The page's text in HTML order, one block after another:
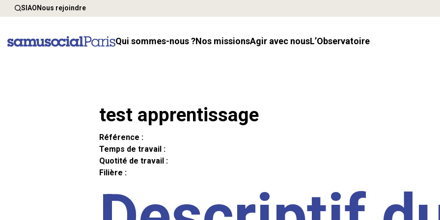
SIAONous rejoindre
Qui sommes-nous ? Nos missions Agir avec nous l’Observatoire
test apprentissage
Référence :
Temps de travail :
Quotité de travail :
Filière :